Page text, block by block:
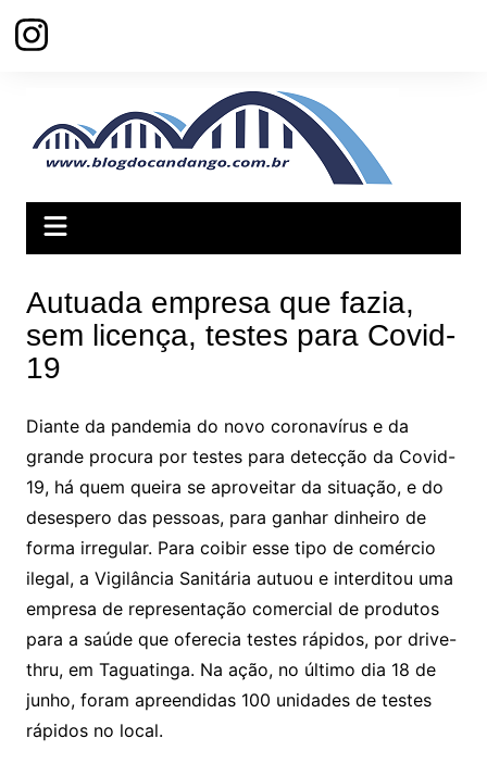
para
Autuada empresa que fazia,
sem licença, testes para Covid-
19
Diante da pandemia do novo coronavírus e da
grande procura por testes para detecção da Covid-
19, há quem queira se aproveitar da situação, e do
desespero das pessoas, para ganhar dinheiro de
forma irregular. Para coibir esse tipo de comércio
ilegal, a Vigilância Sanitária autuou e interditou uma
empresa de representação comercial de produtos
para a saúde que oferecia testes rápidos, por drive-
thru, em Taguatinga. Na ação, no último dia 18 de
junho, foram apreendidas 100 unidades de testes
rápidos no local.